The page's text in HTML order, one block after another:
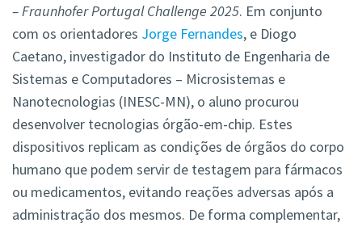
– Fraunhofer Portugal Challenge 2025. Em conjunto
com os orientadores Jorge Fernandes, e Diogo
Caetano, investigador do Instituto de Engenharia de
Sistemas e Computadores – Microsistemas e
Nanotecnologias (INESC-MN), o aluno procurou
desenvolver tecnologias órgão-em-chip. Estes
dispositivos replicam as condições de órgãos do corpo
humano que podem servir de testagem para fármacos
ou medicamentos, evitando reações adversas após a
administração dos mesmos. De forma complementar,